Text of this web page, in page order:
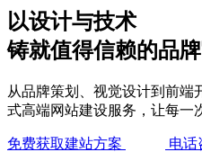
以设计与技术
铸就值得信赖的品
从品牌策划、视觉设计到前端
式高端网站建设服务，让每一
免费获取建站方案 电话